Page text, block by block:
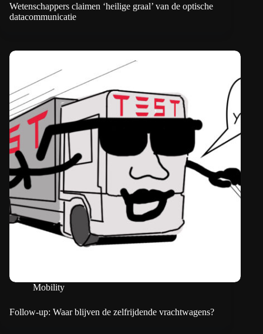
Wetenschappers claimen ‘heilige graal’ van de optische
datacommunicatie
Mobility
Follow-up: Waar blijven de zelfrijdende vrachtwagens?